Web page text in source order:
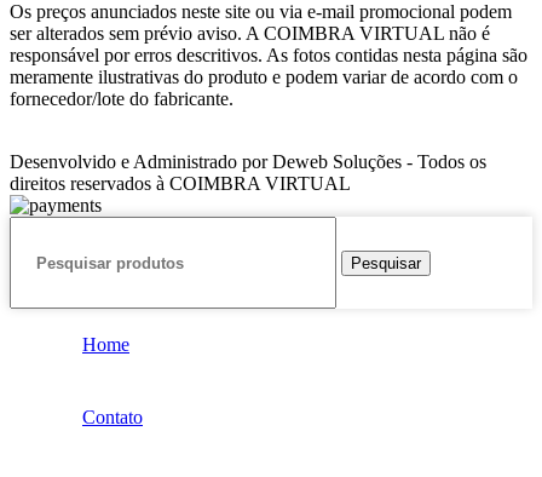
Os preços anunciados neste site ou via e-mail promocional podem
ser alterados sem prévio aviso. A COIMBRA VIRTUAL não é
responsável por erros descritivos. As fotos contidas nesta página são
meramente ilustrativas do produto e podem variar de acordo com o
fornecedor/lote do fabricante.
Desenvolvido e Administrado por Deweb Soluções - Todos os
direitos reservados à COIMBRA VIRTUAL
Pesquisar
Home
Contato